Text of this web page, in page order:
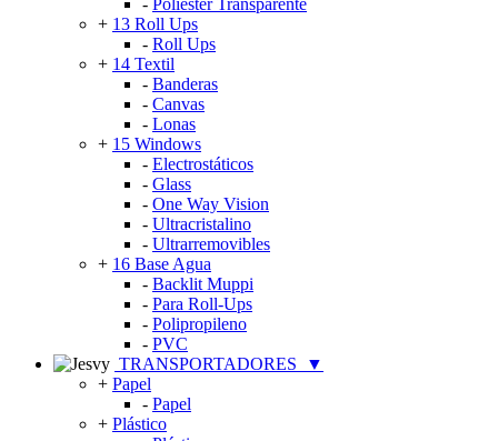
- Poliéster Transparente
+ 13 Roll Ups
- Roll Ups
+ 14 Textil
- Banderas
- Canvas
- Lonas
+ 15 Windows
- Electrostáticos
- Glass
- One Way Vision
- Ultracristalino
- Ultrarremovibles
+ 16 Base Agua
- Backlit Muppi
- Para Roll-Ups
- Polipropileno
- PVC
TRANSPORTADORES
▼
+ Papel
- Papel
+ Plástico